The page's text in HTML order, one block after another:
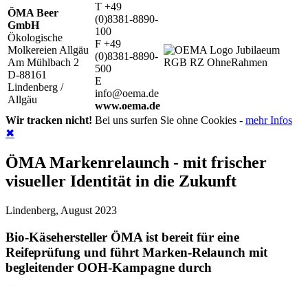
ÖMA Beer
GmbH
Ökologische
Molkereien Allgäu
Am Mühlbach 2
D-88161
Lindenberg /
Allgäu
T +49
(0)8381-8890-
100
F +49
(0)8381-8890-
500
E
info@oema.de
www.oema.de
Wir tracken nicht! Bei uns surfen Sie ohne Cookies - mehr Infos
✖
ÖMA Markenrelaunch - mit frischer
visueller Identität in die Zukunft
Lindenberg, August 2023
Bio-Käsehersteller ÖMA ist bereit für eine
Reifeprüfung und führt Marken-Relaunch mit
begleitender OOH-Kampagne durch